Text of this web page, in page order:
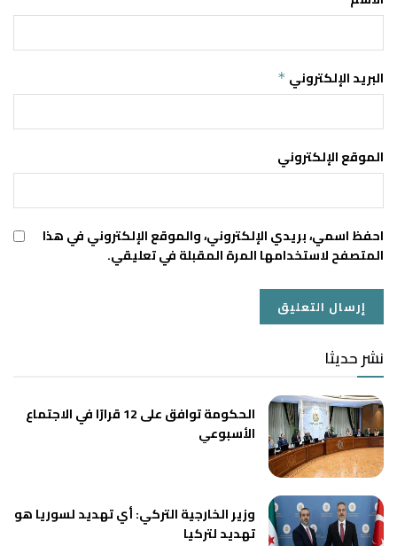
البريد الإلكتروني *
الموقع الإلكتروني
احفظ اسمي، بريدي الإلكتروني، والموقع الإلكتروني في هذا
المتصفح لاستخدامها المرة المقبلة في تعليقي.
نشر حديثا
الحكومة توافق على 12 قرارًا في الاجتماع
الأسبوعي
وزير الخارجية التركي: أي تهديد لسوريا هو
تهديد لتركيا